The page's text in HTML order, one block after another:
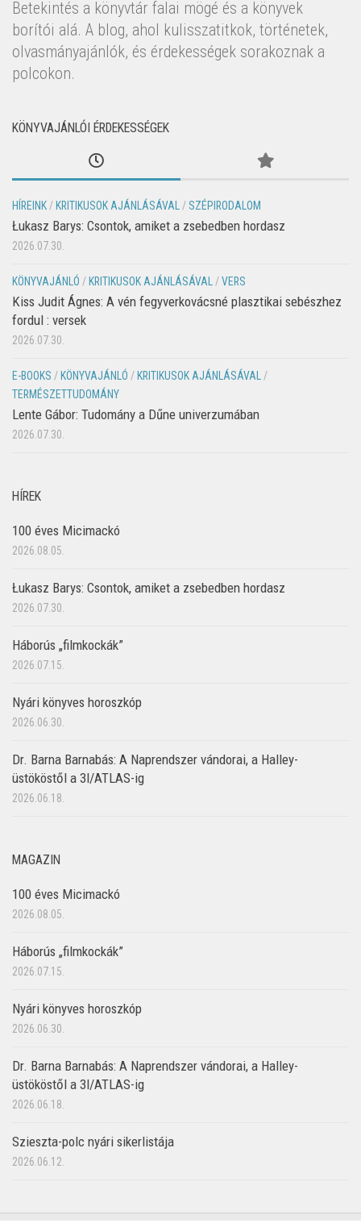
Betekintés a könyvtár falai mögé és a könyvek
borítói alá. A blog, ahol kulisszatitkok, történetek,
olvasmányajánlók, és érdekességek sorakoznak a
polcokon.
KÖNYVAJÁNLÓI ÉRDEKESSÉGEK
HÍREINK/ KRITIKUSOK AJÁNLÁSÁVAL/ SZÉPIRODALOM
Łukasz Barys: Csontok, amiket a zsebedben hordasz
2026.07.30.
KÖNYVAJÁNLÓ / KRITIKUSOK AJÁNLÁSÁVAL/VERS
Kiss Judit Ágnes: A vén fegyverkovácsné plasztikai sebészhez
fordul : versek
2026.07.30.
E-BOOKS / KÖNYVAJÁNLÓ / KRITIKUSOK AJÁNLÁSÁVAL/
TERMÉSZETTUDOMÁNY
Lente Gábor: Tudomány a Dűne univerzumában
2026.07.30.
HÍREK
100 éves Micimackó
2026.08.05.
Łukasz Barys: Csontok, amiket a zsebedben hordasz
2026.07.30.
Háborús „filmkockák”
2026.07.15.
Nyári könyves horoszkóp
2026.06.30.
Dr. Barna Barnabás: A Naprendszer vándorai, a Halley-
üstököstől a 3I/ATLAS-ig
2026.06.18.
MAGAZIN
100 éves Micimackó
2026.08.05.
Háborús „filmkockák”
2026.07.15.
Nyári könyves horoszkóp
2026.06.30.
Dr. Barna Barnabás: A Naprendszer vándorai, a Halley-
üstököstől a 3I/ATLAS-ig
2026.06.18.
Szieszta-polc nyári sikerlistája
2026.06.12.